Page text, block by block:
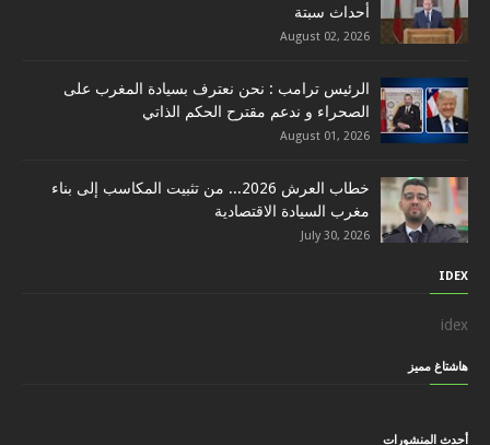
أحداث سبتة
August 02, 2026
الرئيس ترامب : نحن نعترف بسيادة المغرب على
الصحراء و ندعم مقترح الحكم الذاتي
August 01, 2026
خطاب العرش 2026... من تثبيت المكاسب إلى بناء
مغرب السيادة الاقتصادية
July 30, 2026
IDEX
idex
هاشتاغ مميز
أحدث المنشورات